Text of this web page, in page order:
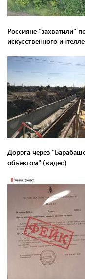
Россияне "захватили"
искусственного
Дорога через
объектом" (видео)